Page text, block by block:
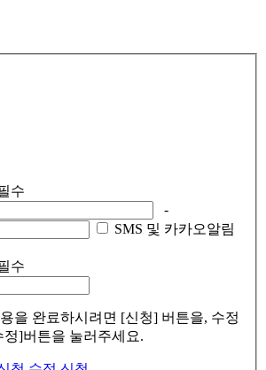
-
SMS 및 카카오알림
을 완료하시려면 [신청] 버튼을, 수정
]버튼을 눌러주세요.